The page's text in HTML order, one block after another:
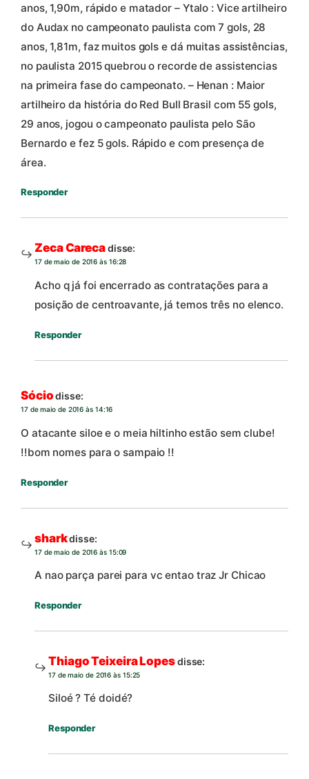
anos, 1,90m, rápido e matador – Ytalo : Vice artilheiro
do Audax no campeonato paulista com 7 gols, 28
anos, 1,81m, faz muitos gols e dá muitas assistências,
no paulista 2015 quebrou o recorde de assistencias
na primeira fase do campeonato. – Henan : Maior
artilheiro da história do Red Bull Brasil com 55 gols,
29 anos, jogou o campeonato paulista pelo São
Bernardo e fez 5 gols. Rápido e com presença de
área.
Responder
Zeca Carecadisse:
17 de maio de 2016 às 16:28
Acho q já foi encerrado as contratações para a
posição de centroavante, já temos três no elenco.
Responder
Sócio disse:
17 de maio de 2016 às 14:16
O atacante siloe e o meia hiltinho estão sem clube!
!!bom nomes para o sampaio !!
Responder
sharkdisse:
17 de maio de 2016 às 15:09
A nao parça parei para vc entao traz Jr Chicao
Responder
Thiago Teixeira Lopesdisse:
17 de maio de 2016 às 15:25
Siloé ? Té doidé?
Responder